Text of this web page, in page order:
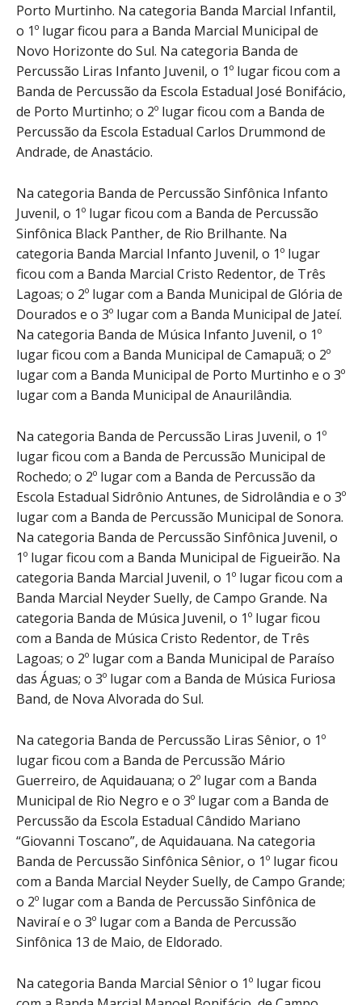
Porto Murtinho. Na categoria Banda Marcial Infantil,
o 1º lugar ficou para a Banda Marcial Municipal de
Novo Horizonte do Sul. Na categoria Banda de
Percussão Liras Infanto Juvenil, o 1º lugar ficou com a
Banda de Percussão da Escola Estadual José Bonifácio,
de Porto Murtinho; o 2º lugar ficou com a Banda de
Percussão da Escola Estadual Carlos Drummond de
Andrade, de Anastácio.
Na categoria Banda de Percussão Sinfônica Infanto
Juvenil, o 1º lugar ficou com a Banda de Percussão
Sinfônica Black Panther, de Rio Brilhante. Na
categoria Banda Marcial Infanto Juvenil, o 1º lugar
ficou com a Banda Marcial Cristo Redentor, de Três
Lagoas; o 2º lugar com a Banda Municipal de Glória de
Dourados e o 3º lugar com a Banda Municipal de Jateí.
Na categoria Banda de Música Infanto Juvenil, o 1º
lugar ficou com a Banda Municipal de Camapuã; o 2º
lugar com a Banda Municipal de Porto Murtinho e o 3º
lugar com a Banda Municipal de Anaurilândia.
Na categoria Banda de Percussão Liras Juvenil, o 1º
lugar ficou com a Banda de Percussão Municipal de
Rochedo; o 2º lugar com a Banda de Percussão da
Escola Estadual Sidrônio Antunes, de Sidrolândia e o 3º
lugar com a Banda de Percussão Municipal de Sonora.
Na categoria Banda de Percussão Sinfônica Juvenil, o
1º lugar ficou com a Banda Municipal de Figueirão. Na
categoria Banda Marcial Juvenil, o 1º lugar ficou com a
Banda Marcial Neyder Suelly, de Campo Grande. Na
categoria Banda de Música Juvenil, o 1º lugar ficou
com a Banda de Música Cristo Redentor, de Três
Lagoas; o 2º lugar com a Banda Municipal de Paraíso
das Águas; o 3º lugar com a Banda de Música Furiosa
Band, de Nova Alvorada do Sul.
Na categoria Banda de Percussão Liras Sênior, o 1º
lugar ficou com a Banda de Percussão Mário
Guerreiro, de Aquidauana; o 2º lugar com a Banda
Municipal de Rio Negro e o 3º lugar com a Banda de
Percussão da Escola Estadual Cândido Mariano
“Giovanni Toscano”, de Aquidauana. Na categoria
Banda de Percussão Sinfônica Sênior, o 1º lugar ficou
com a Banda Marcial Neyder Suelly, de Campo Grande;
o 2º lugar com a Banda de Percussão Sinfônica de
Naviraí e o 3º lugar com a Banda de Percussão
Sinfônica 13 de Maio, de Eldorado.
Na categoria Banda Marcial Sênior o 1º lugar ficou